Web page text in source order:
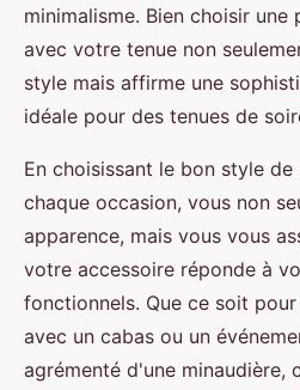
minimalisme. Bien choisir
avec votre tenue non
style mais affirme une
idéale pour des tenues de
En choisissant le bon style
chaque occasion, vous non
apparence, mais vous vous
votre accessoire réponde à
fonctionnels. Que ce soit
avec un cabas ou un
agrémenté d'une minaudière,